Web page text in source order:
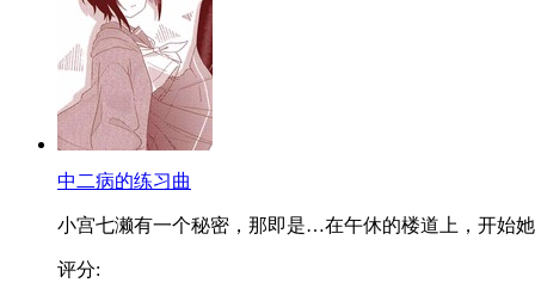
中二病的练习曲
小宫七濑有一个秘密，那即是…在午休的楼道上，开始
评分: